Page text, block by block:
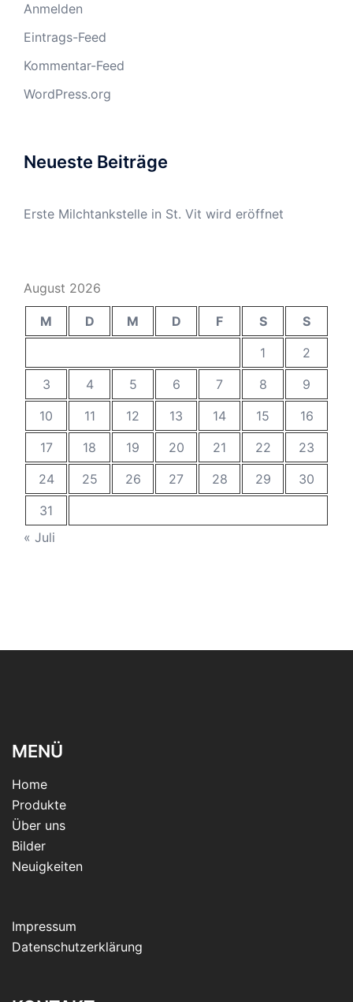
Anmelden
Eintrags-Feed
Kommentar-Feed
WordPress.org
Neueste Beiträge
Erste Milchtankstelle in St. Vit wird eröffnet
August 2026
M D M D F S
S
1
2
3
4 5 6 7 8
9
10
11 12 13 14 15
16
17
18 19 20 21 22
23
24
25 26 27 28 29
30
31
« Juli
MENÜ
Home
Produkte
Über uns
Bilder
Neuigkeiten
Impressum
Datenschutzerklärung